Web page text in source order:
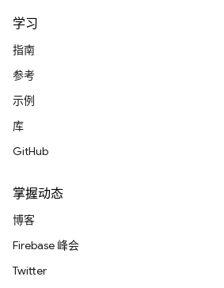
学习
指南
参考
示例
库
GitHub
掌握动态
博客
Firebase 峰会
Twitter